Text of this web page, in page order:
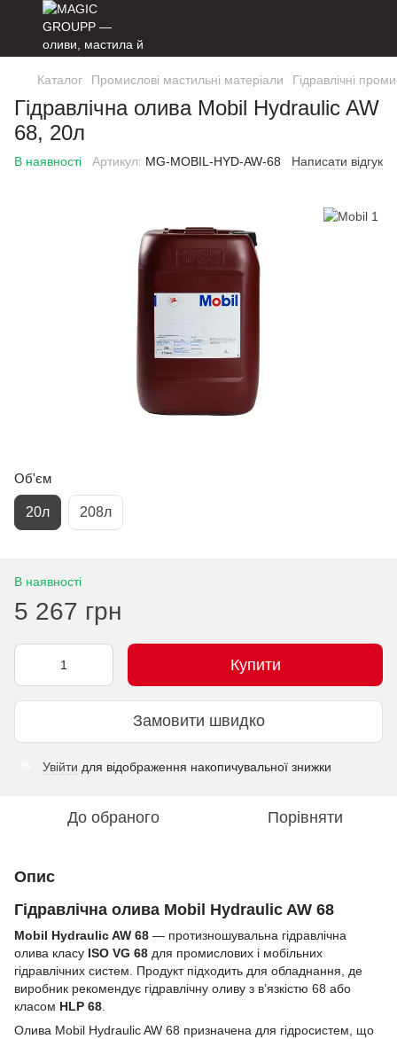
Каталог Промислові мастильні матеріали Гідравлічні
Гідравлічна олива Mobil Hydraulic AW
68, 20л
В наявності Артикул: MG-MOBIL-HYD-AW-68 Написати відгук
Об'єм
20л 208л
В наявності
5 267 грн
Купити
Замовити швидко
Увійти для відображення накопичувальної знижки
До обраного Порівняти
Опис
Гідравлічна олива Mobil Hydraulic AW 68
Mobil Hydraulic AW 68 — протизношувальна гідравлічна
олива класу ISO VG 68 для промислових і мобільних
гідравлічних систем. Продукт підходить для обладнання, де
виробник рекомендує гідравлічну оливу з в’язкістю 68 або
класом HLP 68
Олива Mobil Hydraulic AW 68 призначена для гідросистем, що